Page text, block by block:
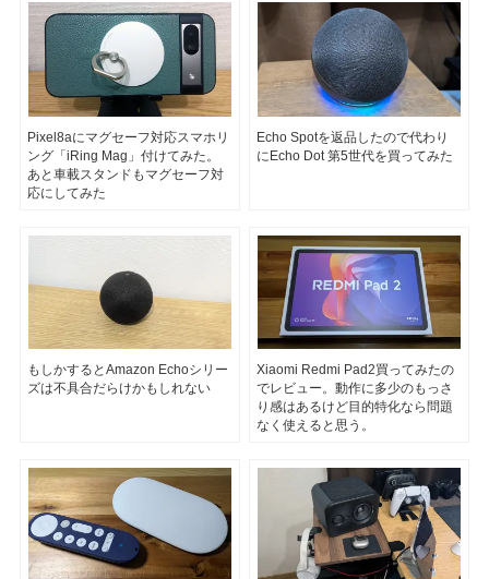
Pixel8aにマグセーフ対応スマホリ
ング「iRing Mag」付けてみた。
あと車載スタンドもマグセーフ対
応にしてみた
Echo Spotを返品したので代わり
にEcho Dot 第5世代を買ってみた
もしかするとAmazon Echoシリー
ズは不具合だらけかもしれない
Xiaomi Redmi Pad2買ってみたの
でレビュー。動作に多少のもっさ
り感はあるけど目的特化なら問題
なく使えると思う。